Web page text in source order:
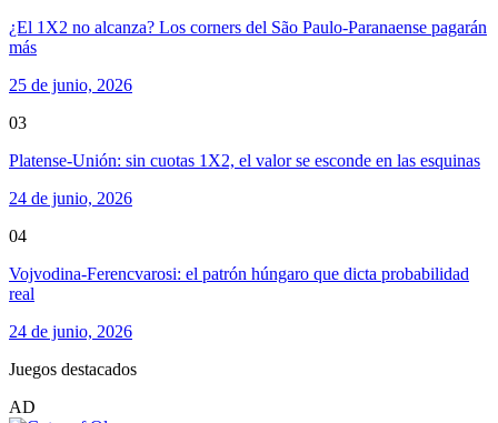
¿El 1X2 no alcanza? Los corners del São Paulo-Paranaense pagarán
más
25 de junio, 2026
03
Platense-Unión: sin cuotas 1X2, el valor se esconde en las esquinas
24 de junio, 2026
04
Vojvodina-Ferencvarosi: el patrón húngaro que dicta probabilidad
real
24 de junio, 2026
Juegos destacados
AD